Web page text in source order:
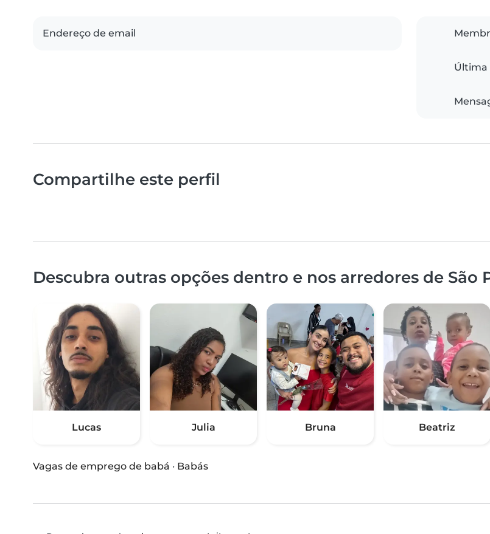
Endereço de email
Última
Compartilhe este perfil
Descubra outras opções dentro e nos arredores de São
Lucas Julia Bruna Beatriz
Vagas de emprego de babá · Babás